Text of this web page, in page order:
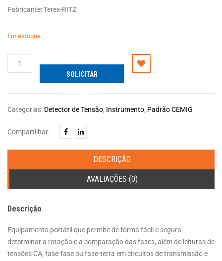
Fabricante: Terex-RITZ
Em estoque
TESTADOR
DE
quantidade
SOLICITAR
ORÇAMENTO
Categorias: Detector de Tensão, Instrumento, Padrão CEMIG
Compartilhar:
DESCRIÇÃO
AVALIAÇÕES (0)
Descrição
Equipamento portátil que permite de forma fácil e segura
determinar a rotação e a comparação das fases, além de leituras de
tensões CA, fase-fase ou fase-terra em circuitos de transmissão e